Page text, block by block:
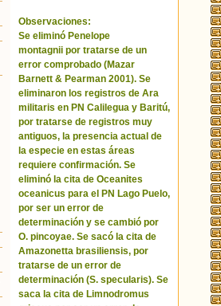
Observaciones:
Se eliminó Penelope
montagnii por tratarse de un
error comprobado (Mazar
Barnett & Pearman 2001). Se
eliminaron los registros de Ara
militaris en PN Calilegua y Baritú,
por tratarse de registros muy
antiguos, la presencia actual de
la especie en estas áreas
requiere confirmación. Se
eliminó la cita de Oceanites
oceanicus para el PN Lago Puelo,
por ser un error de
determinación y se cambió por
O. pincoyae. Se sacó la cita de
Amazonetta brasiliensis, por
tratarse de un error de
determinación (S. specularis). Se
saca la cita de Limnodromus